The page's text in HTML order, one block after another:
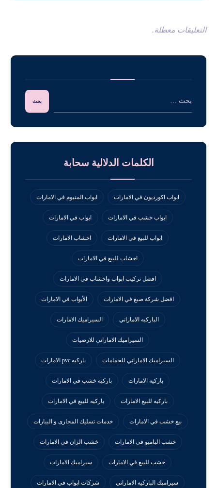
التعليقات معطلة.
الكلمات الدلالية سحابة
ابواب اكورديون في الامارات ابواب المنيوم في الامارات
ابواب خشب في الامارات ابواب في الامارات
ابواب للبيع في الامارات اخشاب الامارات
اخشاب للبيع في الامارات
افضل تركيب ابواب واخشاب في الامارات
افضل شركة صبغ في الامارات الأبواب في الامارات
الباركيه الاماراتي السيراميك الامارات
السيراميك الاماراتي للارضيات
السيراميك الاماراتي للحمامات باركيه pvc الامارات
باركيه الامارات باركيه خشب في الامارات
باركيه للبيع الامارات باركيه للبيع في الامارات
بيع خشب في الامارات خدمات تسليك المجارى و البيارات
خشب البامبو في الامارات خشب الزان في الامارات
خشب للبيع في الامارات سيراميك الامارات
سيراميك الباركيه الاماراتي شركات ابواب في الامارات